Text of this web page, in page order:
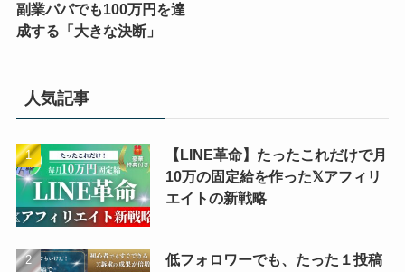
副業パパでも100万円を達
成する「大きな決断」
人気記事
【LINE革命】たったこれだけで月
10万の固定給を作った𝕏アフィリ
エイトの新戦略
低フォロワーでも、たった１投稿